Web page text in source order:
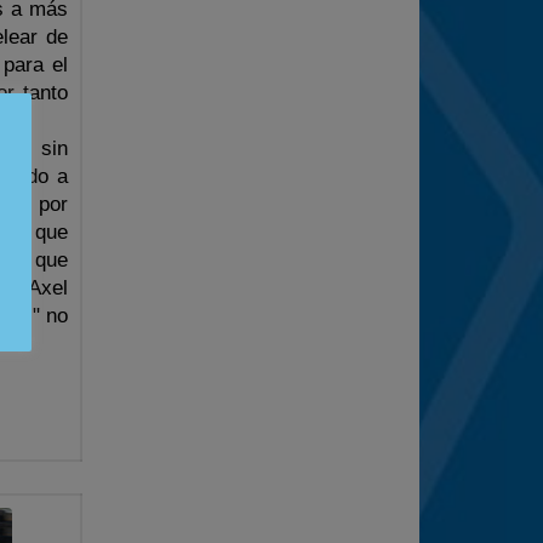
a más
de
el
tanto
sin
a
por
que
que
Axel
no